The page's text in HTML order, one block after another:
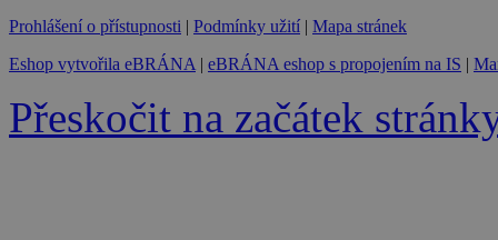
Prohlášení o přístupnosti Podmínky užití
Mapa stránek
Eshop vytvořila eBRÁNA| eBRÁNA eshop s propojením na IS
Přeskočit na začátek